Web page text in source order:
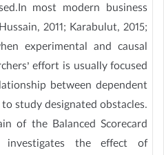
most modern business
2011; Karabulut, 2015;
experimental and causal
effort is usually focused
between dependent
study designated obstacles.
of the Balanced Scorecard
investigates the effect of